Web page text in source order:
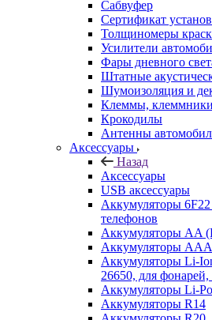
Сабвуфер
Сертификат
Толщиномеры
Усилители
Фары дневного
Штатные
Шумоизоляция и
Клеммы, клеммники
Крокодилы
Антенны
Аксессуары
Назад
Аксессуары
USB аксессуары
Аккумуляторы
телефонов
Аккумуляторы AA
Аккумуляторы
Аккумуляторы Li-
26650, для
Аккумуляторы Li-
Аккумуляторы R14